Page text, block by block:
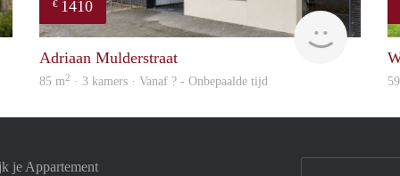
finder
€ 1410
finder
Adriaan Mulderstraat
85 m2 · 3 kamers · Vanaf ? - Onbepaalde tijd
je Appartement